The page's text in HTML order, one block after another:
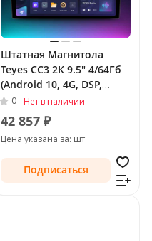
Штатная Магнитола
Teyes CC3 2К 9.5" 4/64Гб
(Android 10, 4G, DSP,
QLed) для Toyota Land
Cruiser Prado 150 Series
2009 - 2013 Тип-B
0 Нет в наличии
42 857 ₽
Цена указана за: шт
Подписаться